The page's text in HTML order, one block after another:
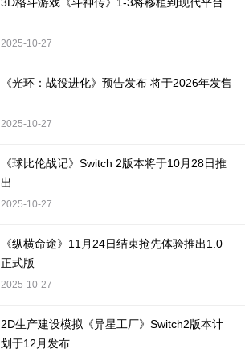
2025-10-27
《光环：战役进化》预告发布 将于2026年发售
2025-10-27
《球比伦战记》Switch 2版本将于10月28日推
出
2025-10-27
《纵横命途》11月24日结束抢先体验推出1.0
正式版
2025-10-27
2D生产建设模拟《异星工厂》Switch2版本计
划于12月发布